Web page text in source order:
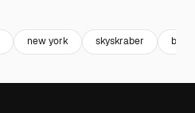
new york skyskraber